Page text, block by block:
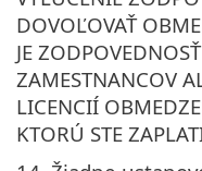
DOVOĽOVAŤ
JE
ZAMESTNANCOV
LICENCIÍ
KTORÚ STE